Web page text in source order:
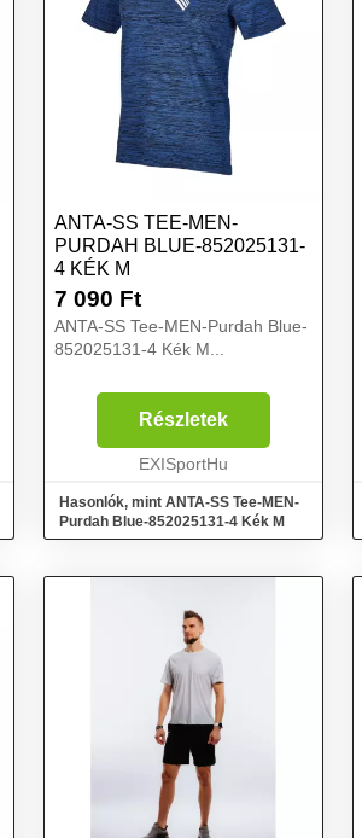
ANTA-SS TEE-MEN-
PURDAH BLUE-852025131-
4 KÉK M
7 090 Ft
ANTA-SS Tee-MEN-Purdah Blue-
852025131-4 Kék M...
Részletek
EXISportHu
Hasonlók, mint ANTA-SS Tee-MEN-
Purdah Blue-852025131-4 Kék M